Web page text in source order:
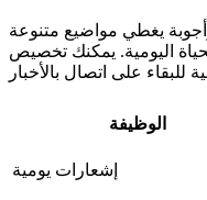
يغطي مواضيع متنوعة
اليومية. يمكنك تخصيص
الوظيفة
إشعارات يومية